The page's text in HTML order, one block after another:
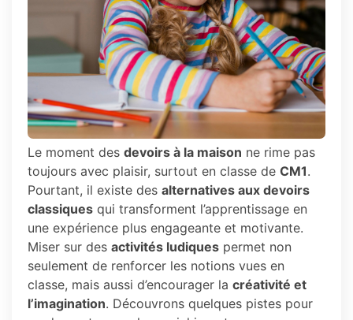
Le moment des devoirs à la maison ne rime pas
toujours avec plaisir, surtout en classe de CM1.
Pourtant, il existe des alternatives aux devoirs
classiques qui transforment l’apprentissage en
une expérience plus engageante et motivante.
Miser sur des activités ludiques permet non
seulement de renforcer les notions vues en
classe, mais aussi d’encourager la créativité et
l’imagination. Découvrons quelques pistes pour